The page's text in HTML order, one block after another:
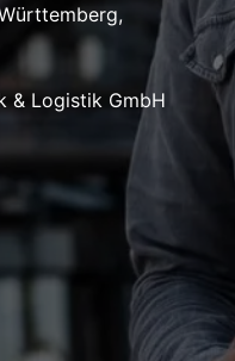
,
& Logistik GmbH